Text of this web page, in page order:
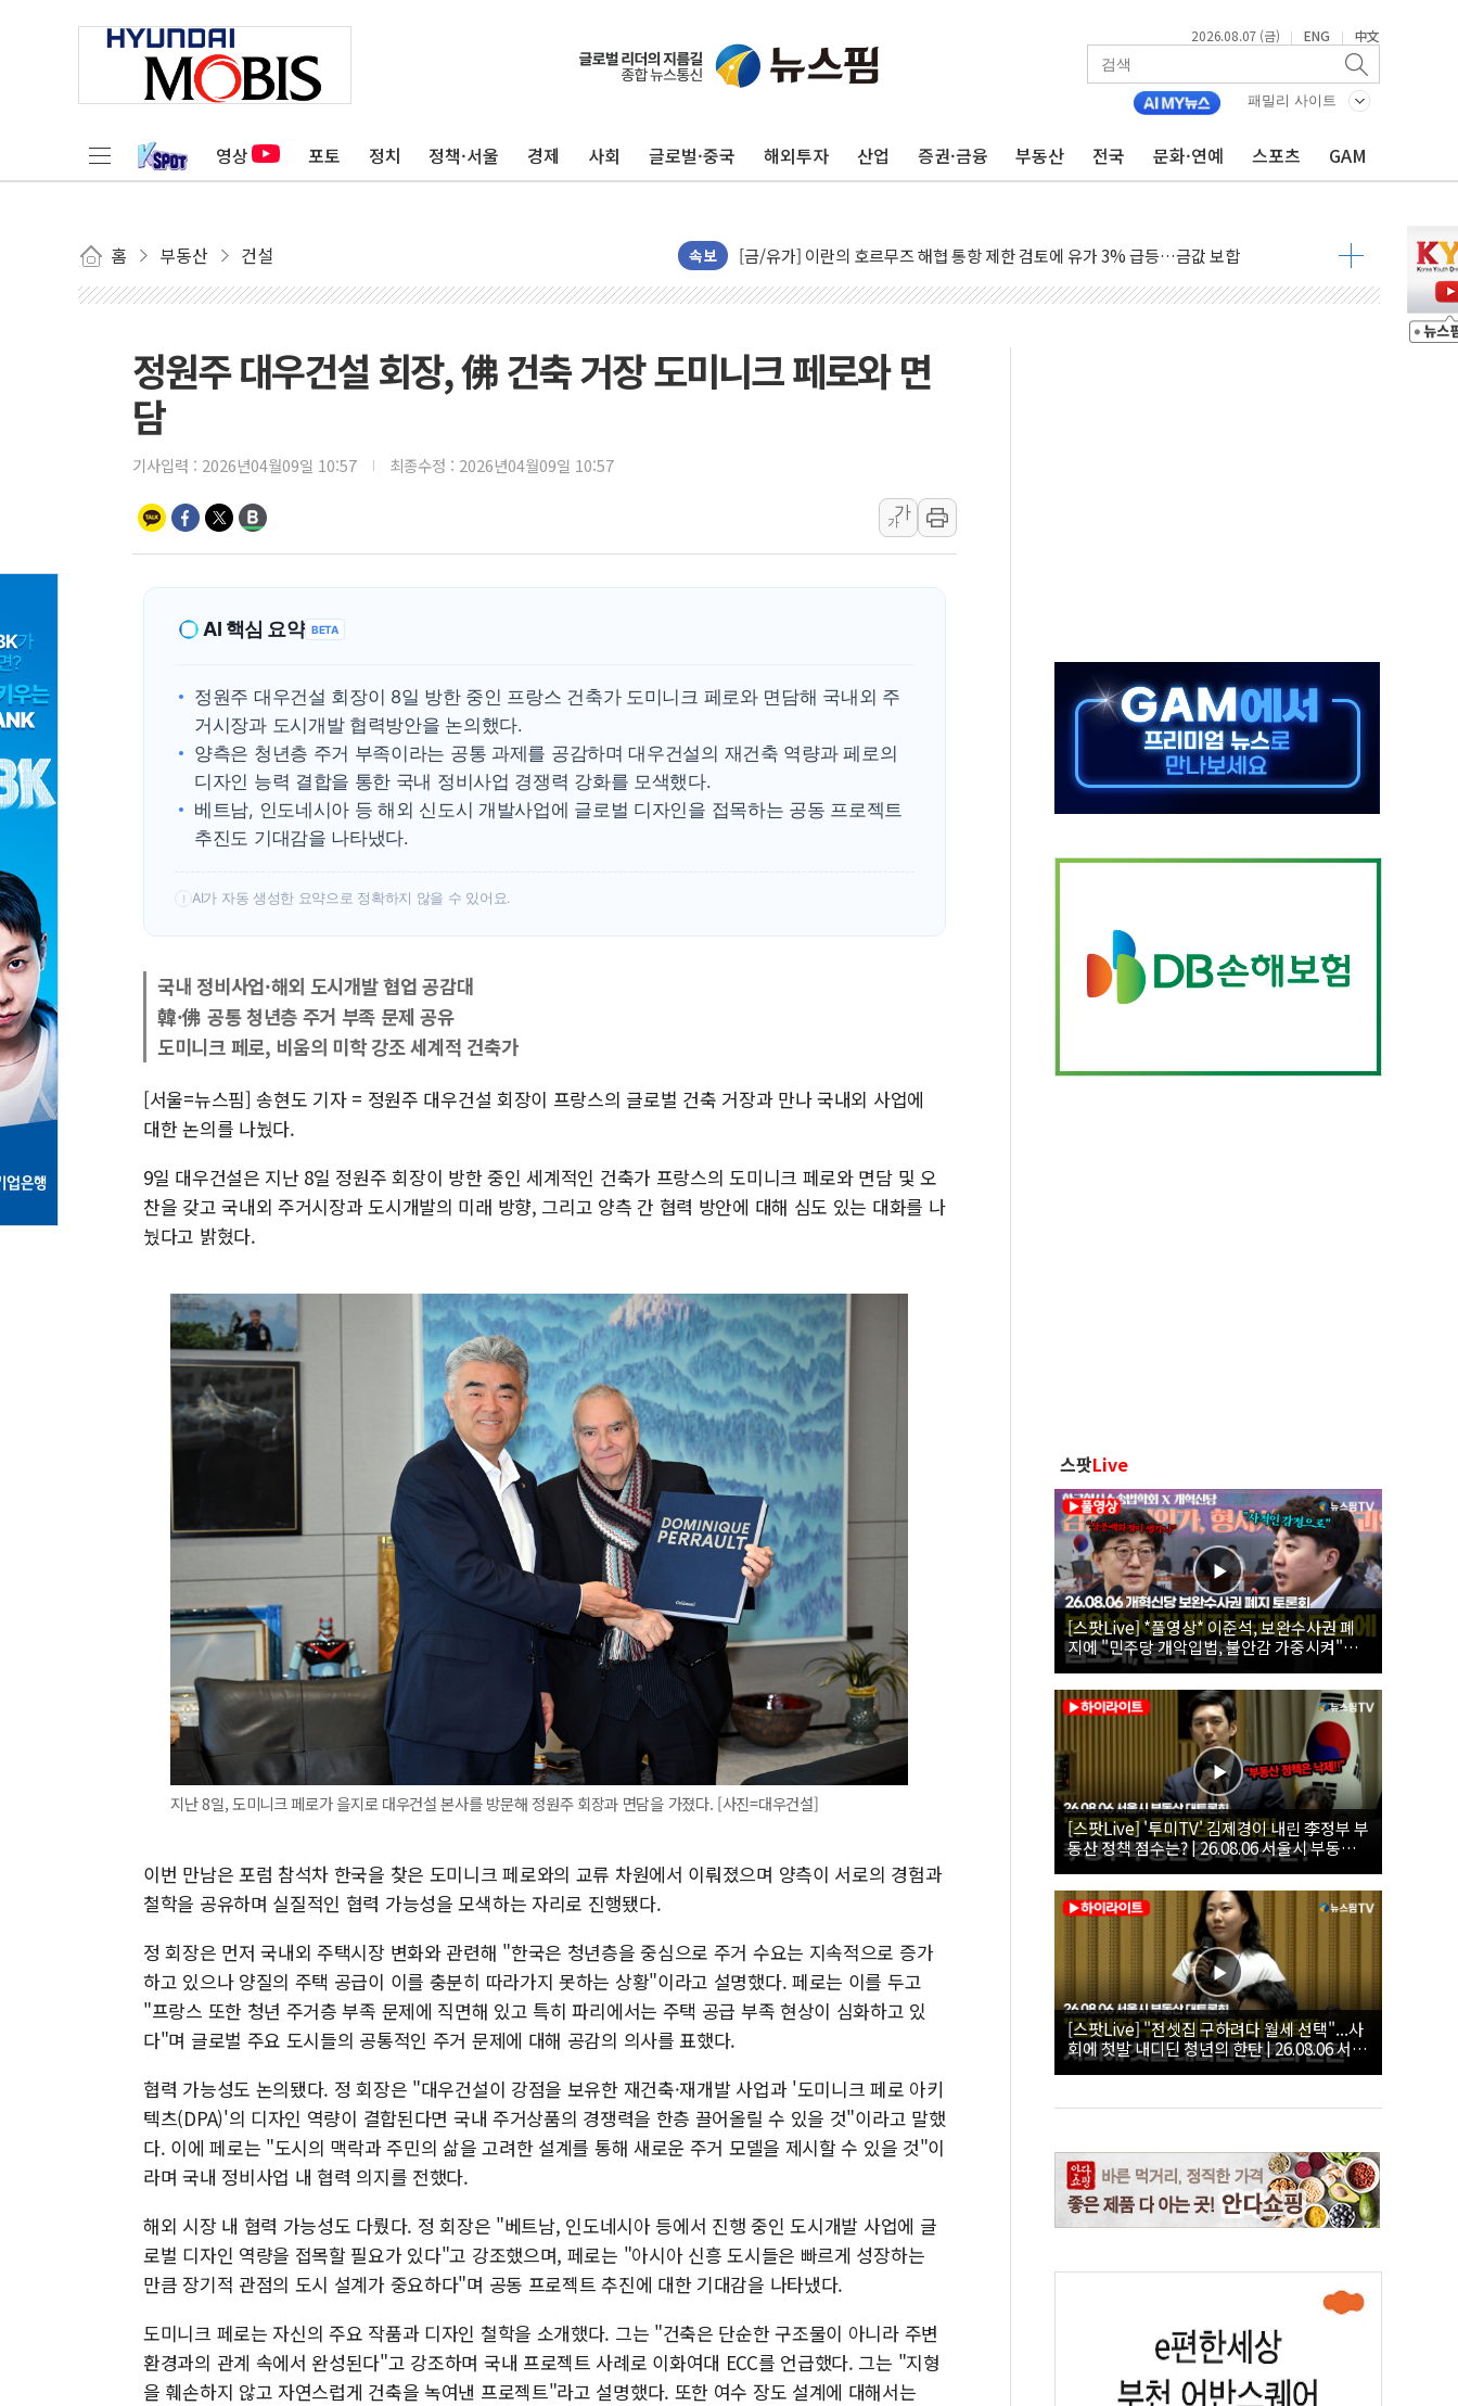
2026.08.07 (금) | ENG | 中文
패밀리 사이트
영상 포토 정치 정책·서울 경제 사회 글로벌·중국 해외투자 산업 증권·금융 부동산 전국 문화·연예 스포츠 GAM
홈 부동산 건설 속보
트럼프, '원정출산 시민권 차단' 행정명령 서명…출생시민권 제한 재시동
트럼프 "이란전 조만간 끝날 것"…군수품 부족설 일축 "막대한 무기 보유"
"세금 부담 덜자"…비거주 1주택자 귀환 조짐에 전월세시장 '긴장'
세금 부담 커진 고가 1주택자…맞교환·재매수·다운사이징 '저울질'
뉴욕증시, 유가·금리 부담에 하락…다우 5거래일 랠리 '마침표'
이란, 오만과 호르무즈 해협 재개방 합의 막바지.."美와 직접 협상 없어"
李대통령, 오늘 부동산 정책 점검 2차 회의…주택 공급 대책 막바지 조율할 듯
[오늘의 정치일정] 8월 7일(금)
리투아니아 국방 "러, 우크라 드론으로 나토 회원국 공격 검토… 거짓 깃발 작전"
구광모, 내주 실리콘밸리서 젠슨 황 재회…로봇·AI 데이터센터·모빌리티 구체화
청와대, 북한 단거리 탄도미사일 발사에 긴급 안보 점검회의
정원주 대우건설 회장, 佛 건축 거장 도미니크 페로와 면
담
기사입력 : 2026년04월09일 10:57 최종수정 : 2026년04월09일 10:57
가
가
AI 핵심 요약 BETA
정원주 대우건설 회장이 8일 방한 중인 프랑스 건축가 도미니크 페로와 면담해 국내외 주
거시장과 도시개발 협력방안을 논의했다.
양측은 청년층 주거 부족이라는 공통 과제를 공감하며 대우건설의 재건축 역량과 페로의
디자인 능력 결합을 통한 국내 정비사업 경쟁력 강화를 모색했다.
베트남, 인도네시아 등 해외 신도시 개발사업에 글로벌 디자인을 접목하는 공동 프로젝트
추진도 기대감을 나타냈다.
! AI가 자동 생성한 요약으로 정확하지 않을 수 있어요.
국내 정비사업·해외 도시개발 협업 공감대
韓·佛 공통 청년층 주거 부족 문제 공유
도미니크 페로, 비움의 미학 강조 세계적 건축가
[서울=뉴스핌] 송현도 기자 = 정원주 대우건설 회장이 프랑스의 글로벌 건축 거장과 만나 국내외 사업에
대한 논의를 나눴다.
9일 대우건설은 지난 8일 정원주 회장이 방한 중인 세계적인 건축가 프랑스의 도미니크 페로와 면담 및 오
찬을 갖고 국내외 주거시장과 도시개발의 미래 방향, 그리고 양측 간 협력 방안에 대해 심도 있는 대화를 나
눴다고 밝혔다.
지난 8일, 도미니크 페로가 을지로 대우건설 본사를 방문해 정원주 회장과 면담을 가졌다. [사진=대우건설]
이번 만남은 포럼 참석차 한국을 찾은 도미니크 페로와의 교류 차원에서 이뤄졌으며 양측이 서로의 경험과
철학을 공유하며 실질적인 협력 가능성을 모색하는 자리로 진행됐다.
정 회장은 먼저 국내외 주택시장 변화와 관련해 "한국은 청년층을 중심으로 주거 수요는 지속적으로 증가
하고 있으나 양질의 주택 공급이 이를 충분히 따라가지 못하는 상황"이라고 설명했다. 페로는 이를 두고
"프랑스 또한 청년 주거층 부족 문제에 직면해 있고 특히 파리에서는 주택 공급 부족 현상이 심화하고 있
다"며 글로벌 주요 도시들의 공통적인 주거 문제에 대해 공감의 의사를 표했다.
협력 가능성도 논의됐다. 정 회장은 "대우건설이 강점을 보유한 재건축·재개발 사업과 '도미니크 페로 아키
텍츠(DPA)'의 디자인 역량이 결합된다면 국내 주거상품의 경쟁력을 한층 끌어올릴 수 있을 것"이라고 말했
다. 이에 페로는 "도시의 맥락과 주민의 삶을 고려한 설계를 통해 새로운 주거 모델을 제시할 수 있을 것"이
라며 국내 정비사업 내 협력 의지를 전했다.
해외 시장 내 협력 가능성도 다뤘다. 정 회장은 "베트남, 인도네시아 등에서 진행 중인 도시개발 사업에 글
로벌 디자인 역량을 접목할 필요가 있다"고 강조했으며, 페로는 "아시아 신흥 도시들은 빠르게 성장하는
만큼 장기적 관점의 도시 설계가 중요하다"며 공동 프로젝트 추진에 대한 기대감을 나타냈다.
도미니크 페로는 자신의 주요 작품과 디자인 철학을 소개했다. 그는 "건축은 단순한 구조물이 아니라 주변
환경과의 관계 속에서 완성된다"고 강조하며 국내 프로젝트 사례로 이화여대 ECC를 언급했다. 그는 "지형
을 훼손하지 않고 자연스럽게 건축을 녹여낸 프로젝트"라고 설명했다. 또한 여수 장도 설계에 대해서는
스팟Live
[스팟Live] *풀영상* 이준석, 보완수사권 폐
지에 "민주당 개악입법, 불안감 가중시켜"｜
26.08.06 개혁신당 보완수사권 폐지 토론회
[스팟Live] '투미TV' 김제경이 내린 李정부 부
동산 정책 점수는? | 26.08.06 서울시 부동산
대토론회
[스팟Live] "전셋집 구하려다 월세 선택"...사
회에 첫발 내디딘 청년의 한탄 | 26.08.06 서울
시 부동산 대토론회